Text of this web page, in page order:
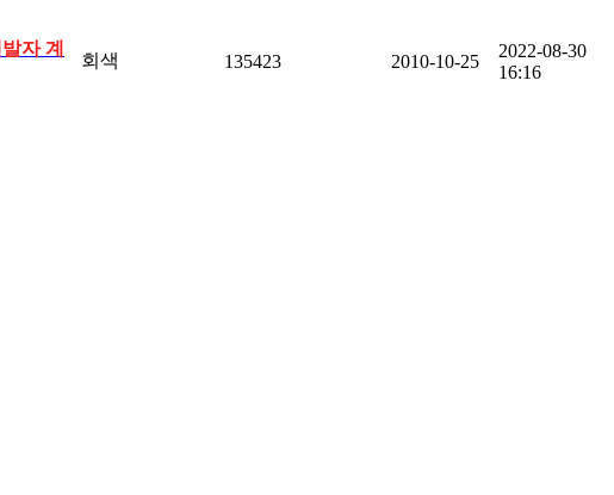
자 계
회색 135423 2010-10-25
2022-08-30
16:16